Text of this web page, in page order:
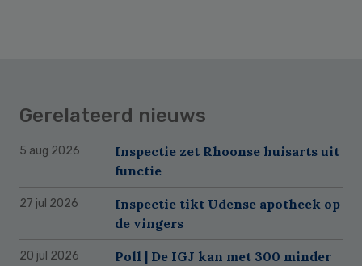
Gerelateerd nieuws
5 aug 2026
Inspectie zet Rhoonse huisarts uit
functie
27 jul 2026
Inspectie tikt Udense apotheek op
de vingers
20 jul 2026
Poll | De IGJ kan met 300 minder